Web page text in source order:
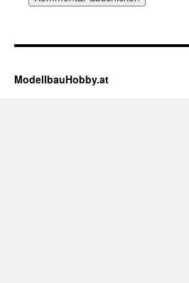
ModellbauHobby.at